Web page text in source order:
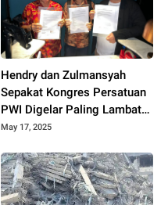
Hendry dan Zulmansyah
Sepakat Kongres Persatuan
PWI Digelar Paling Lambat
Agustus 2025
May 17, 2025